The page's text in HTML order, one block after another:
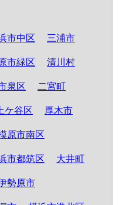
市中区 三浦市
市緑区 清川村
泉区 二宮町
ケ谷区 厚木市
原市南区
市都筑区 大井町
勢原市